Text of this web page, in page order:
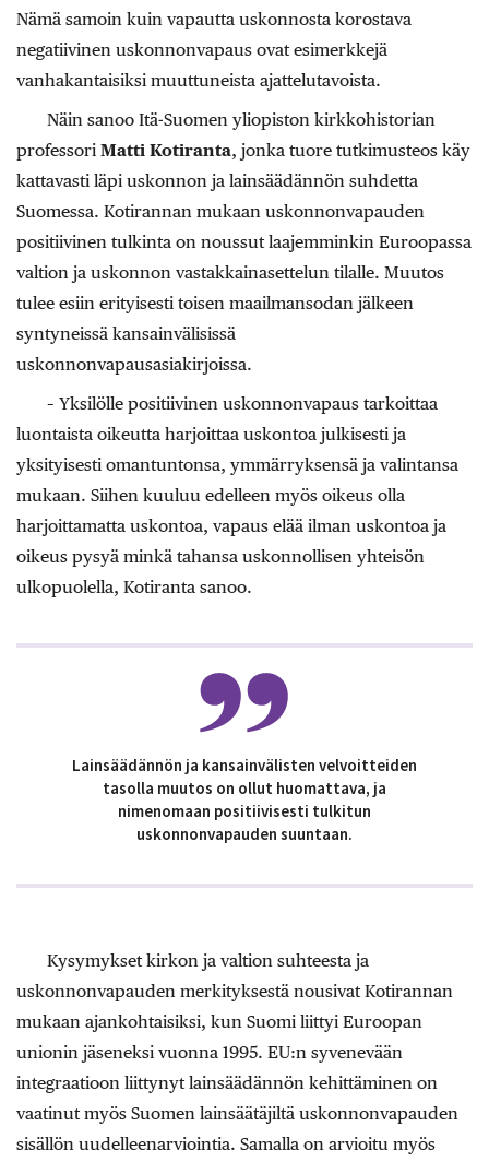
Nämä samoin kuin vapautta uskonnosta korostava
negatiivinen uskonnonvapaus ovat esimerkkejä
vanhakantaisiksi muuttuneista ajattelutavoista.
Näin sanoo Itä-Suomen yliopiston kirkkohistorian
professori Matti Kotiranta, jonka tuore tutkimusteos käy
kattavasti läpi uskonnon ja lainsäädännön suhdetta
Suomessa. Kotirannan mukaan uskonnonvapauden
positiivinen tulkinta on noussut laajemminkin Euroopassa
valtion ja uskonnon vastakkainasettelun tilalle. Muutos
tulee esiin erityisesti toisen maailmansodan jälkeen
syntyneissä kansainvälisissä
uskonnonvapausasiakirjoissa.
– Yksilölle positiivinen uskonnonvapaus tarkoittaa
luontaista oikeutta harjoittaa uskontoa julkisesti ja
yksityisesti omantuntonsa, ymmärryksensä ja valintansa
mukaan. Siihen kuuluu edelleen myös oikeus olla
harjoittamatta uskontoa, vapaus elää ilman uskontoa ja
oikeus pysyä minkä tahansa uskonnollisen yhteisön
ulkopuolella, Kotiranta sanoo.
Lainsäädännön ja kansainvälisten velvoitteiden
tasolla muutos on ollut huomattava, ja
nimenomaan positiivisesti tulkitun
uskonnonvapauden suuntaan.
Kysymykset kirkon ja valtion suhteesta ja
uskonnonvapauden merkityksestä nousivat Kotirannan
mukaan ajankohtaisiksi, kun Suomi liittyi Euroopan
unionin jäseneksi vuonna 1995. EU:n syvenevään
integraatioon liittynyt lainsäädännön kehittäminen on
vaatinut myös Suomen lainsäätäjiltä uskonnonvapauden
sisällön uudelleenarviointia. Samalla on arvioitu myös